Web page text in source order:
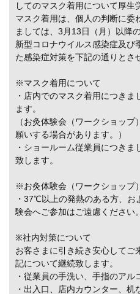
してのマスク着用について厚生
マスク着用は、個人の判断に委
ましては、3月13日（月）以降
新型コロナウイルス感染症及び
た感染症対策を下記の通りとさ
※マスク着用について
・店内でのマスク着用につき
ます。
（お灸体験会（ワークショッ
願いする場合があります。）
・ショールーム従業員につき
致します。
※お灸体験会（ワークショップ
・37℃以上の発熱のある方、
験会へご参加はご遠慮ください。
※社内対策について
お客さまに引き続き安心してご
記について継続致します。
・従業員の手洗い、手指のアル
・出入口、店内カウンター、机